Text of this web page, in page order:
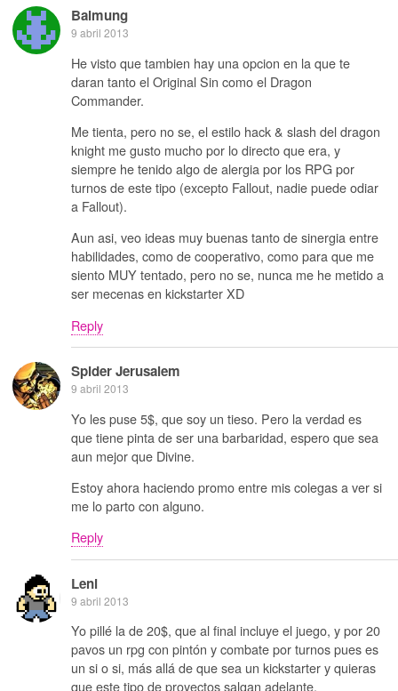
Balmung
9 abril 2013
He visto que tambien hay una opcion en la que te
daran tanto el Original Sin como el Dragon
Commander.
Me tienta, pero no se, el estilo hack & slash del dragon
knight me gusto mucho por lo directo que era, y
siempre he tenido algo de alergia por los RPG por
turnos de este tipo (excepto Fallout, nadie puede odiar
a Fallout).
Aun asi, veo ideas muy buenas tanto de sinergia entre
habilidades, como de cooperativo, como para que me
siento MUY tentado, pero no se, nunca me he metido a
ser mecenas en kickstarter XD
Reply
Spider Jerusalem
9 abril 2013
Yo les puse 5$, que soy un tieso. Pero la verdad es
que tiene pinta de ser una barbaridad, espero que sea
aun mejor que Divine.
Estoy ahora haciendo promo entre mis colegas a ver si
me lo parto con alguno.
Reply
Leni
9 abril 2013
Yo pillé la de 20$, que al final incluye el juego, y por 20
pavos un rpg con pintón y combate por turnos pues es
un si o si, más allá de que sea un kickstarter y quieras
que este tipo de proyectos salgan adelante.